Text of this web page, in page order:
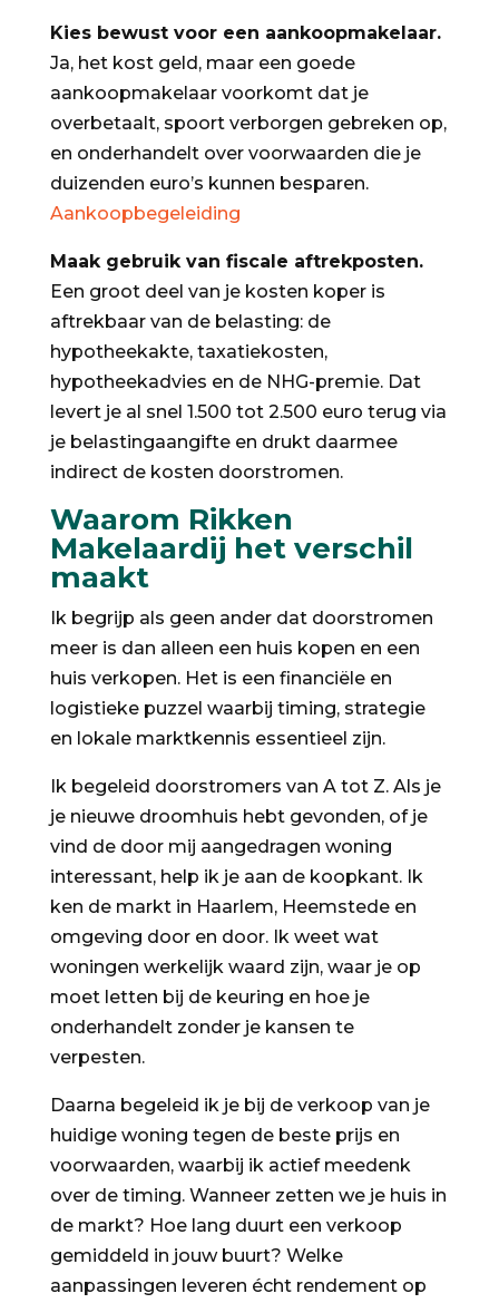
Kies bewust voor een aankoopmakelaar.
Ja, het kost geld, maar een goede
aankoopmakelaar voorkomt dat je
overbetaalt, spoort verborgen gebreken op,
en onderhandelt over voorwaarden die je
duizenden euro’s kunnen besparen.
Aankoopbegeleiding
Maak gebruik van fiscale aftrekposten.
Een groot deel van je kosten koper is
aftrekbaar van de belasting: de
hypotheekakte, taxatiekosten,
hypotheekadvies en de NHG-premie. Dat
levert je al snel 1.500 tot 2.500 euro terug via
je belastingaangifte en drukt daarmee
indirect de kosten doorstromen.
Waarom Rikken
Makelaardij het verschil
maakt
Ik begrijp als geen ander dat doorstromen
meer is dan alleen een huis kopen en een
huis verkopen. Het is een financiële en
logistieke puzzel waarbij timing, strategie
en lokale marktkennis essentieel zijn.
Ik begeleid doorstromers van A tot Z. Als je
je nieuwe droomhuis hebt gevonden, of je
vind de door mij aangedragen woning
interessant, help ik je aan de koopkant. Ik
ken de markt in Haarlem, Heemstede en
omgeving door en door. Ik weet wat
woningen werkelijk waard zijn, waar je op
moet letten bij de keuring en hoe je
onderhandelt zonder je kansen te
verpesten.
Daarna begeleid ik je bij de verkoop van je
huidige woning tegen de beste prijs en
voorwaarden, waarbij ik actief meedenk
over de timing. Wanneer zetten we je huis in
de markt? Hoe lang duurt een verkoop
gemiddeld in jouw buurt? Welke
aanpassingen leveren écht rendement op